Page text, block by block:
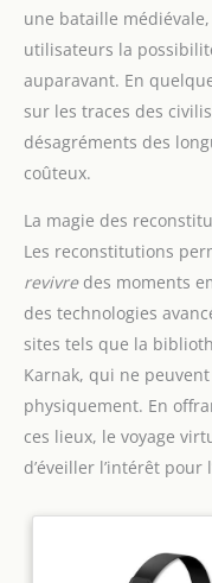
une bataille
utilisateurs la
auparavant. En
sur les traces des
désagréments des
coûteux.
La magie des
Les reconstitutions
revivredes moments
des technologies
sites tels que la
Karnak, qui ne
physiquement. En
ces lieux, le voyage
d’éveiller l’intérêt pour